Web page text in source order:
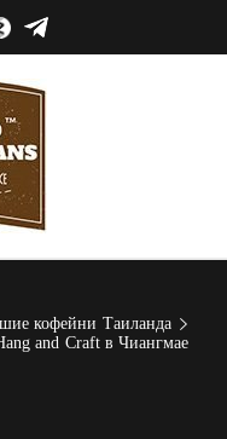
ЯНДЕКСTELEGRAM
World
Coffee
кофейни Таиланда
and Craft в Чиангмае